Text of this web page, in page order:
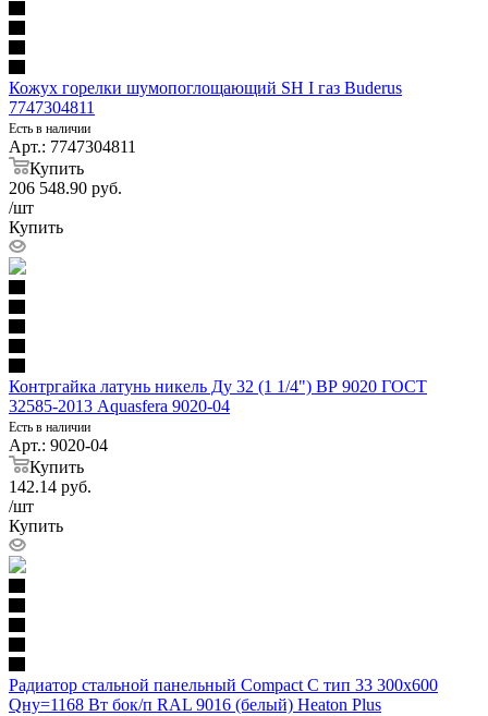
Кожух горелки шумопоглощающий SH I газ Buderus
7747304811
Есть в наличии
Арт.: 7747304811
Купить
206 548.90 руб.
/шт
Купить
Контргайка латунь никель Ду 32 (1 1/4") ВР 9020 ГОСТ
32585-2013 Aquasfera 9020-04
Есть в наличии
Арт.: 9020-04
Купить
142.14 руб.
/шт
Купить
Радиатор стальной панельный Compact C тип 33 300х600
Qну=1168 Вт бок/п RAL 9016 (белый) Heaton Plus